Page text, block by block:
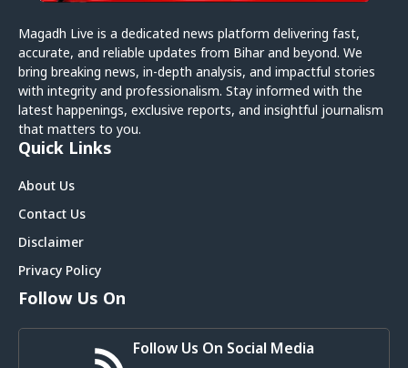
Magadh Live is a dedicated news platform delivering fast,
accurate, and reliable updates from Bihar and beyond. We
bring breaking news, in-depth analysis, and impactful stories
with integrity and professionalism. Stay informed with the
latest happenings, exclusive reports, and insightful journalism
that matters to you.
Quick Links
About Us
Contact Us
Disclaimer
Privacy Policy
Follow Us On
Follow Us On Social Media